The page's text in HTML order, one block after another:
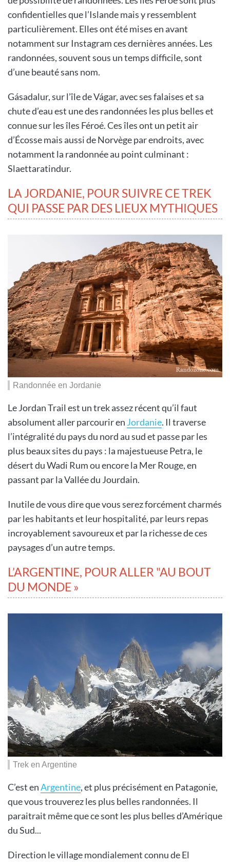
confidentielles que l’Islande mais y ressemblent
particulièrement. Elles ont été mises en avant
notamment sur Instagram ces dernières années. Les
randonnées, souvent sous un temps difficile, sont
d’une beauté sans nom.
Gásadalur, sur l’île de Vágar, avec ses falaises et sa
chute d’eau est une des randonnées les plus belles et
connue sur les îles Féroé. Ces îles ont un petit air
d’Écosse mais aussi de Norvège par endroits, avec
notamment la randonnée au point culminant :
Slaettaratindur.
LA JORDANIE, POUR SUIVRE CE TREK
QUI PASSE PAR DES LIEUX MYTHIQUES
Randonnée en Jordanie
Le Jordan Trail est un trek assez récent qu’il faut
absolument aller parcourir en Jordanie. Il traverse
l’intégralité du pays du nord au sud et passe par les
plus beaux sites du pays : la majestueuse Petra, le
désert du Wadi Rum ou encore la Mer Rouge, en
passant par la Vallée du Jourdain.
Inutile de vous dire que vous serez forcément charmés
par les habitants et leur hospitalité, par leurs repas
incroyablement savoureux et par la richesse de ces
paysages d’un autre temps.
L’ARGENTINE, POUR ALLER "AU BOUT
DU MONDE »
Trek en Argentine
C’est enArgentine, et plus précisément en Patagonie,
que vous trouverez les plus belles randonnées. Il
paraitrait même que ce sont les plus belles d’Amérique
du Sud...
Direction le village mondialement connu de El